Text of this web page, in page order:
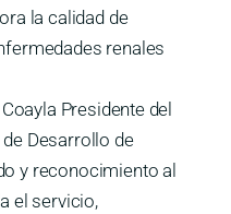
la calidad de
renales
Presidente del
Desarrollo de
y reconocimiento al
el servicio,